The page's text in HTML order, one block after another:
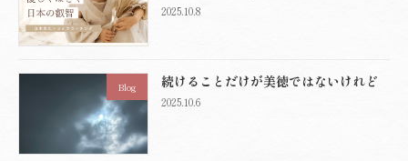
2025.10.8
Blog 続けることだけが美徳ではないけれど
2025.10.6